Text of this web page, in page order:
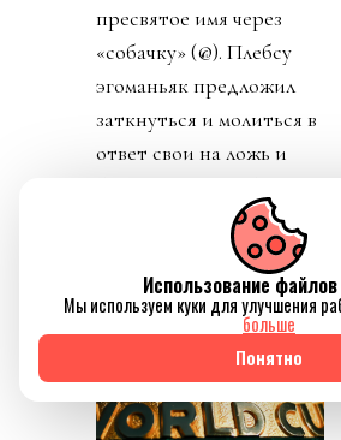
пресвятое имя через
«собачку» (@). Плебсу
эгоманьяк предложил
заткнуться и молиться в
ответ свои на ложь и
бред. Качество обычного
Использование
Мы используем куки для улучшения
больше
Понятно